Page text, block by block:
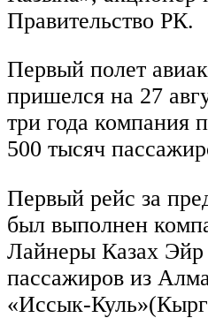
Правительство РК.
Первый полет
пришелся на 27
три года компания
500 тысяч
Первый рейс за
был выполнен
Лайнеры Казах Эйр
пассажиров из
«Иссык-